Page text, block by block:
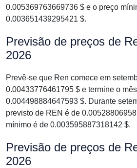
0.005369763669736 $ e o preço
0.003651439295421 $.
Previsão de preços de
2026
Prevê-se que Ren comece em
0.00433776461795 $ e termine o
0.004498884647593 $. Durante
previsto de REN é de
mínimo é de 0.003595887318142 $.
Previsão de preços de
2026